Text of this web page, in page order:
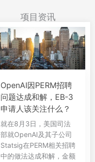
项目资讯
OpenAI因PERM招聘
问题达成和解，EB-3
申请人该关注什么？
就在8月3日，美国司法
部就OpenAI及其子公司
Statsig在PERM相关招聘
中的做法达成和解，金额